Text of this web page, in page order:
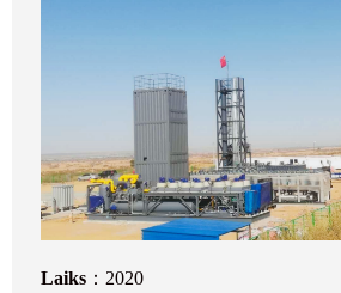
Laiks ：2020